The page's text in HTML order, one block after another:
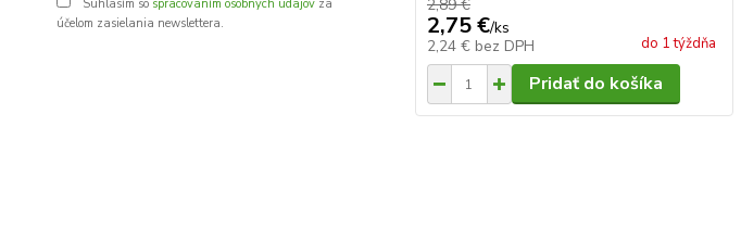
Súhlasím so spracovaním osobných údajov za
účelom zasielania newslettera.
2,89 €
2,75 €/ks
2,24 € bez DPH do 1 týždňa
Pridať do košíka